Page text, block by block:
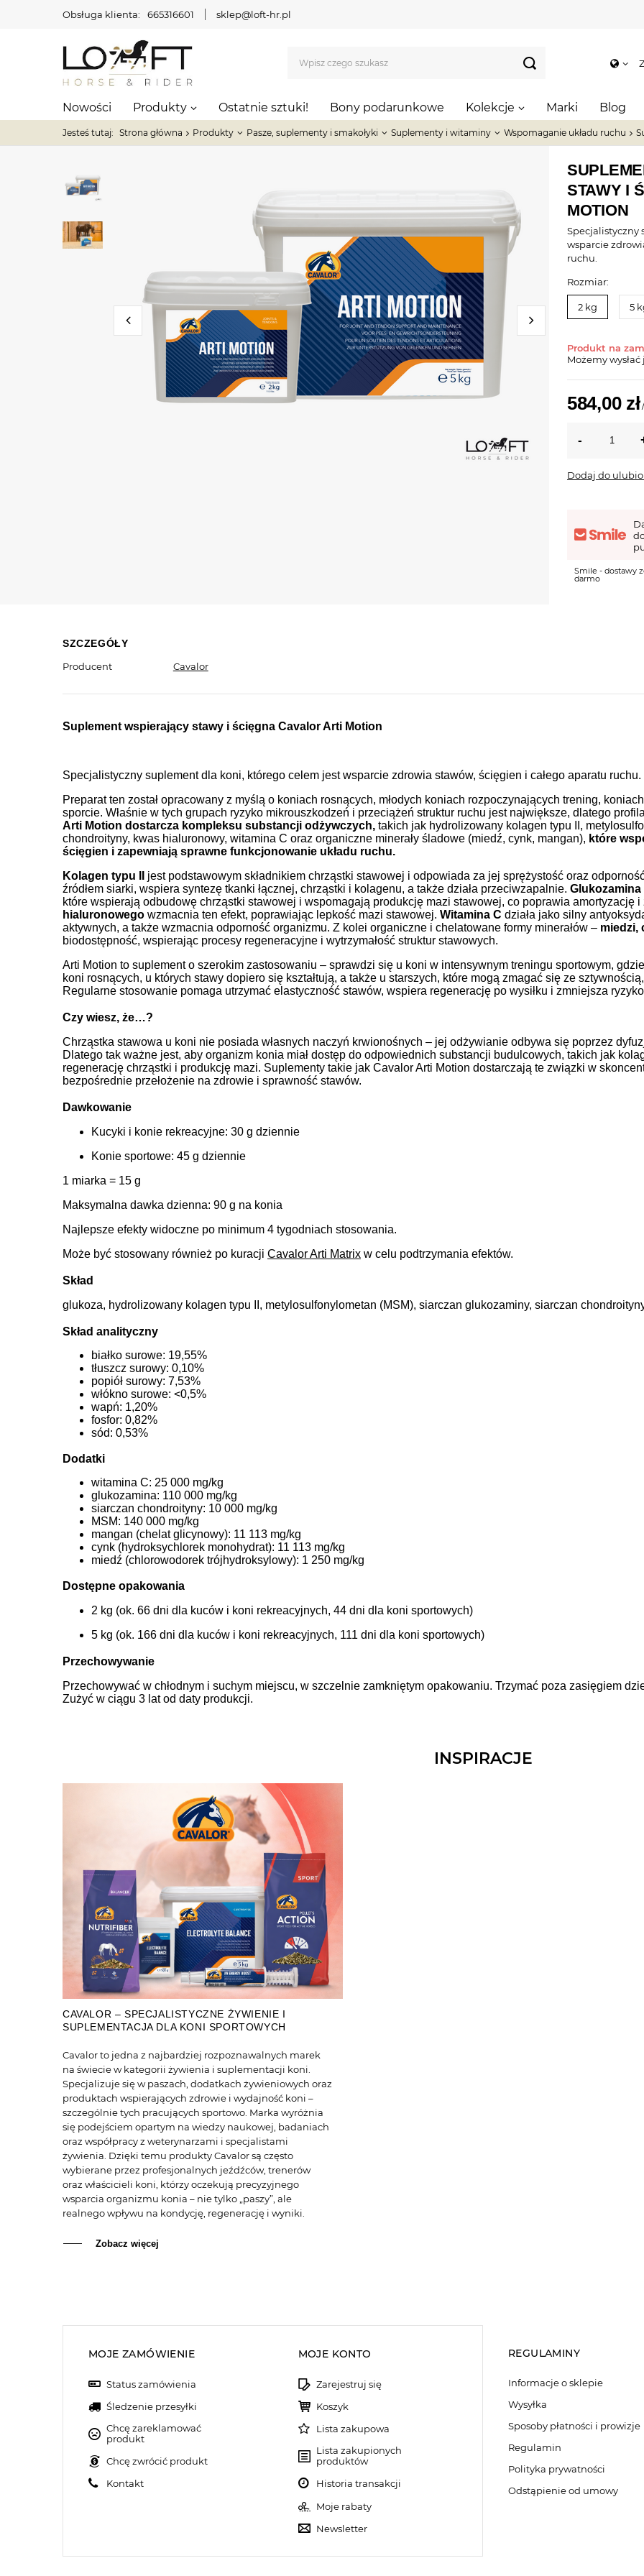
Obsługa klienta: 665316601 sklep@loft-hr.pl
Nowości Produkty Ostatnie sztuki! Bony podarunkowe Kolekcje Marki Blog
Jesteś tutaj: Strona główna Produkty Pasze, suplementy i smakołyki Suplementy i witaminy Wspomaganie układu ruchu
STAWY I
MOTION
Specjalistyczny
wsparcie
ruchu.
Rozmiar:
2 kg 5
Produkt na
Możemy wysłać
584,00 zł
Dodaj do
Smile - dostawy
darmo
SZCZEGÓŁY
Producent
Cavalor
Suplement wspierający stawy i ścięgna Cavalor Arti Motion
Specjalistyczny suplement dla koni, którego celem jest wsparcie zdrowia stawów, ścięgien i całego aparatu ruchu.
Preparat ten został opracowany z myślą o koniach rosnących, młodych koniach rozpoczynających trening,
sporcie. Właśnie w tych grupach ryzyko mikrouszkodzeń i przeciążeń struktur ruchu jest największe, dlatego
Arti Motion dostarcza kompleksu substancji odżywczych, takich jak hydrolizowany kolagen typu II,
chondroityny, kwas hialuronowy, witamina C oraz organiczne minerały śladowe (miedź, cynk, mangan), które
ścięgien i zapewniają sprawne funkcjonowanie układu ruchu.
Kolagen typu II jest podstawowym składnikiem chrząstki stawowej i odpowiada za jej sprężystość oraz
źródłem siarki, wspiera syntezę tkanki łącznej, chrząstki i kolagenu, a także działa przeciwzapalnie. Glukozamina
które wspierają odbudowę chrząstki stawowej i wspomagają produkcję mazi stawowej, co poprawia amortyzację
hialuronowego wzmacnia ten efekt, poprawiając lepkość mazi stawowej. Witamina C działa jako silny
aktywnych, a także wzmacnia odporność organizmu. Z kolei organiczne i chelatowane formy minerałów – miedzi,
biodostępność, wspierając procesy regeneracyjne i wytrzymałość struktur stawowych.
Arti Motion to suplement o szerokim zastosowaniu – sprawdzi się u koni w intensywnym treningu sportowym,
koni rosnących, u których stawy dopiero się kształtują, a także u starszych, które mogą zmagać się ze
Regularne stosowanie pomaga utrzymać elastyczność stawów, wspiera regenerację po wysiłku i zmniejsza
Czy wiesz, że…?
Chrząstka stawowa u koni nie posiada własnych naczyń krwionośnych – jej odżywianie odbywa się poprzez
Dlatego tak ważne jest, aby organizm konia miał dostęp do odpowiednich substancji budulcowych, takich jak
regenerację chrząstki i produkcję mazi. Suplementy takie jak Cavalor Arti Motion dostarczają te związki w
bezpośrednie przełożenie na zdrowie i sprawność stawów.
Dawkowanie
Kucyki i konie rekreacyjne: 30 g dziennie
Konie sportowe: 45 g dziennie
1 miarka = 15 g
Maksymalna dawka dzienna: 90 g na konia
Najlepsze efekty widoczne po minimum 4 tygodniach stosowania.
Może być stosowany również po kuracji Cavalor Arti Matrix w celu podtrzymania efektów.
Skład
glukoza, hydrolizowany kolagen typu II, metylosulfonylometan (MSM), siarczan glukozaminy, siarczan
Skład analityczny
białko surowe: 19,55%
tłuszcz surowy: 0,10%
popiół surowy: 7,53%
włókno surowe: <0,5%
wapń: 1,20%
fosfor: 0,82%
sód: 0,53%
Dodatki
witamina C: 25 000 mg/kg
glukozamina: 110 000 mg/kg
siarczan chondroityny: 10 000 mg/kg
MSM: 140 000 mg/kg
mangan (chelat glicynowy): 11 113 mg/kg
cynk (hydroksychlorek monohydrat): 11 113 mg/kg
miedź (chlorowodorek trójhydroksylowy): 1 250 mg/kg
Dostępne opakowania
2 kg (ok. 66 dni dla kuców i koni rekreacyjnych, 44 dni dla koni sportowych)
5 kg (ok. 166 dni dla kuców i koni rekreacyjnych, 111 dni dla koni sportowych)
Przechowywanie
Przechowywać w chłodnym i suchym miejscu, w szczelnie zamkniętym opakowaniu. Trzymać poza zasięgiem
Zużyć w ciągu 3 lat od daty produkcji.
INSPIRACJE
CAVALOR – SPECJALISTYCZNE ŻYWIENIE I
SUPLEMENTACJA DLA KONI SPORTOWYCH
Cavalor to jedna z najbardziej rozpoznawalnych marek
na świecie w kategorii żywienia i suplementacji koni.
Specjalizuje się w paszach, dodatkach żywieniowych oraz
produktach wspierających zdrowie i wydajność koni –
szczególnie tych pracujących sportowo. Marka wyróżnia
się podejściem opartym na wiedzy naukowej, badaniach
oraz współpracy z weterynarzami i specjalistami
żywienia. Dzięki temu produkty Cavalor są często
wybierane przez profesjonalnych jeźdźców, trenerów
oraz właścicieli koni, którzy oczekują precyzyjnego
wsparcia organizmu konia – nie tylko „paszy”, ale
realnego wpływu na kondycję, regenerację i wyniki.
Zobacz więcej
MOJE ZAMÓWIENIE
Status zamówienia
Śledzenie przesyłki
Chcę zareklamować
produkt
Chcę zwrócić produkt
Kontakt
MOJE KONTO
Zarejestruj się
Koszyk
Lista zakupowa
Lista zakupionych
produktów
Historia transakcji
Moje rabaty
Newsletter
REGULAMINY
Informacje o sklepie
Wysyłka
Sposoby płatności i prowizje
Regulamin
Polityka prywatności
Odstąpienie od umowy